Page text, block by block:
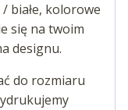
białe, kolorowe
się na twoim
designu.
do rozmiaru